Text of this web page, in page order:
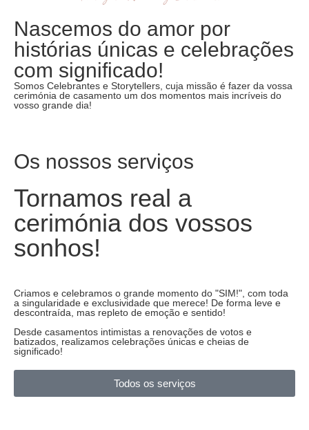
Os nossos serviços
Tornamos real a
cerimónia dos vossos
sonhos!
Nascemos do amor por
histórias únicas e celebrações
com significado!
Somos Celebrantes e Storytellers, cuja missão é fazer da vossa
cerimónia de casamento um dos momentos mais incríveis do
vosso grande dia!
Criamos e celebramos o grande momento do "SIM!", com toda
a singularidade e exclusividade que merece! De forma leve e
descontraída, mas repleto de emoção e sentido!
Desde casamentos intimistas a renovações de votos e
batizados, realizamos celebrações únicas e cheias de
significado!
Todos os serviços